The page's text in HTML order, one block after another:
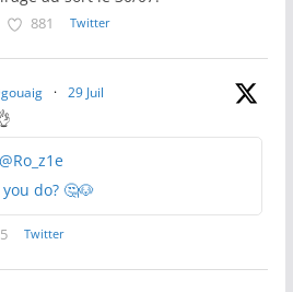
881 Twitter
· 29 Juil
@Ro_z1e
do? 🤔🐶
5 Twitter